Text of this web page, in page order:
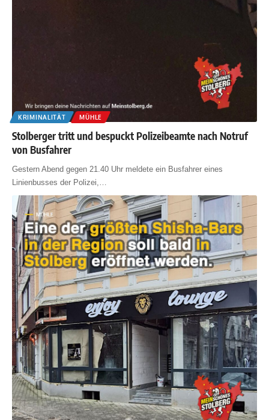
KRIMINALITÄT MÜHLE
Stolberger tritt und bespuckt Polizeibeamte nach Notruf
von Busfahrer
Gestern Abend gegen 21.40 Uhr meldete ein Busfahrer eines
Linienbusses der Polizei,